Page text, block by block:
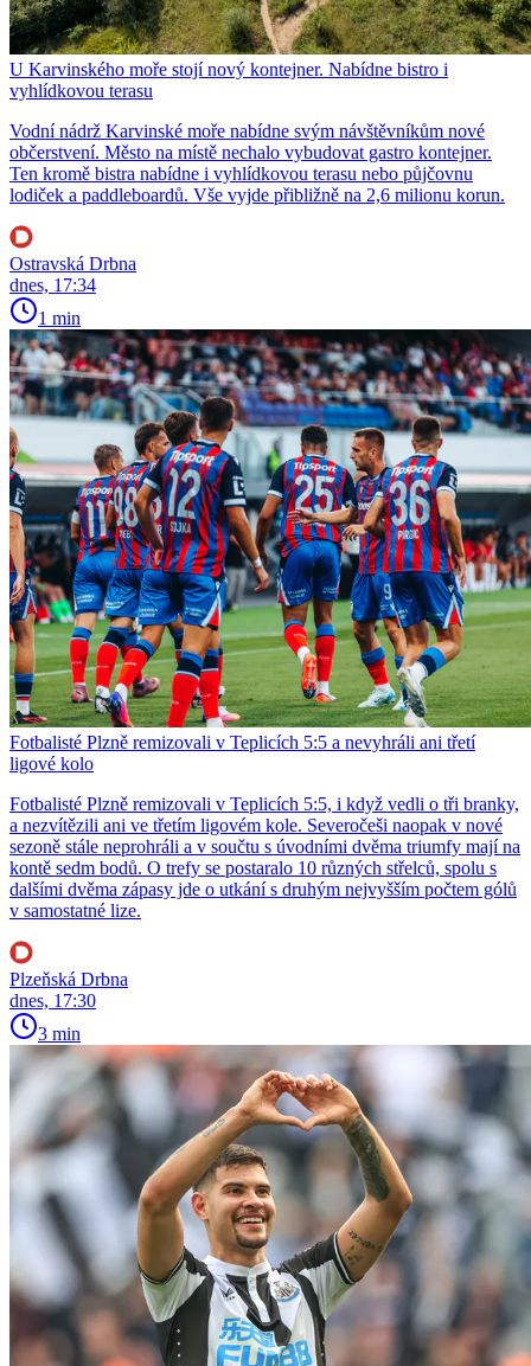
U Karvinského moře stojí nový kontejner. Nabídne bistro i
vyhlídkovou terasu
Vodní nádrž Karvinské moře nabídne svým návštěvníkům nové
občerstvení. Město na místě nechalo vybudovat gastro kontejner.
Ten kromě bistra nabídne i vyhlídkovou terasu nebo půjčovnu
lodiček a paddleboardů. Vše vyjde přibližně na 2,6 milionu korun.
Ostravská Drbna
dnes, 17:34
1 min
Fotbalisté Plzně remizovali v Teplicích 5:5 a nevyhráli ani třetí
ligové kolo
Fotbalisté Plzně remizovali v Teplicích 5:5, i když vedli o tři branky,
a nezvítězili ani ve třetím ligovém kole. Severočeši naopak v nové
sezoně stále neprohráli a v součtu s úvodními dvěma triumfy mají na
kontě sedm bodů. O trefy se postaralo 10 různých střelců, spolu s
dalšími dvěma zápasy jde o utkání s druhým nejvyšším počtem gólů
v samostatné lize.
Plzeňská Drbna
dnes, 17:30
3 min